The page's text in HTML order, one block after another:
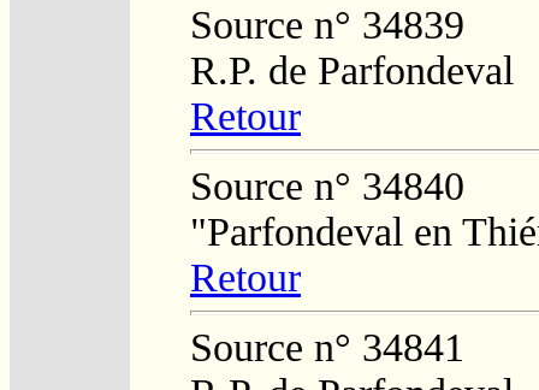
Source n° 34839
R.P. de Parfondeval
Retour
Source n° 34840
"Parfondeval en
Retour
Source n° 34841